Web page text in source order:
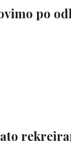
po